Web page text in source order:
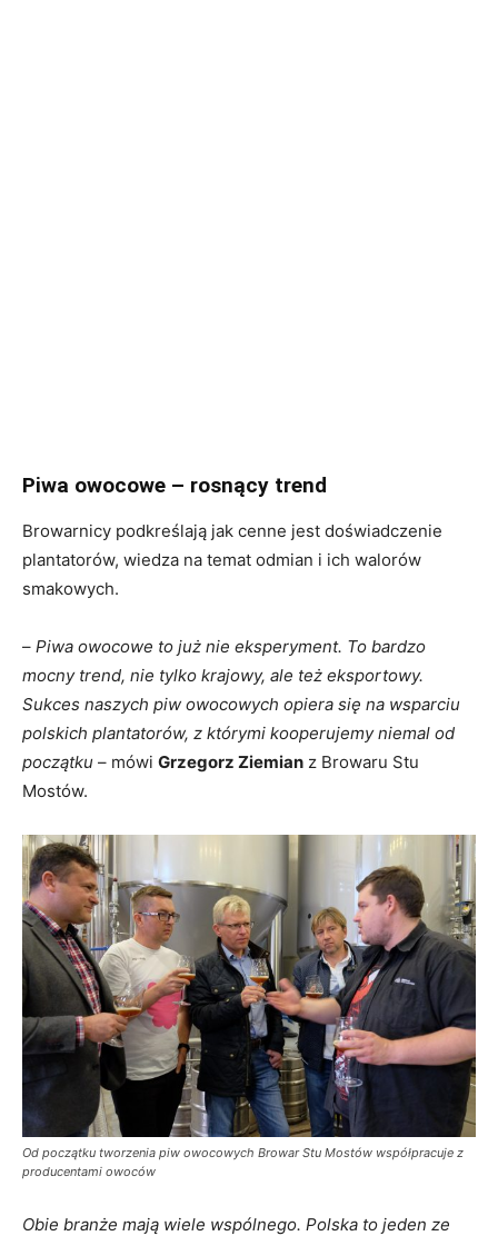
Piwa owocowe – rosnący trend
Browarnicy podkreślają jak cenne jest doświadczenie
plantatorów, wiedza na temat odmian i ich walorów
smakowych.
– Piwa owocowe to już nie eksperyment. To bardzo
mocny trend, nie tylko krajowy, ale też eksportowy.
Sukces naszych piw owocowych opiera się na wsparciu
polskich plantatorów, z którymi kooperujemy niemal od
początku – mówi Grzegorz Ziemian z Browaru Stu
Mostów.
Od początku tworzenia piw owocowych Browar Stu Mostów współpracuje z
producentami owoców
Obie branże mają wiele wspólnego. Polska to jeden ze